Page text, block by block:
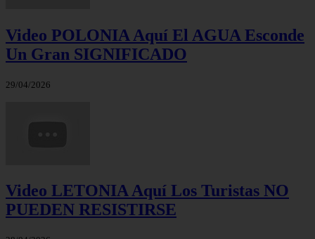
Video POLONIA Aquí El AGUA Esconde
Un Gran SIGNIFICADO
29/04/2026
Video LETONIA Aquí Los Turistas NO
PUEDEN RESISTIRSE